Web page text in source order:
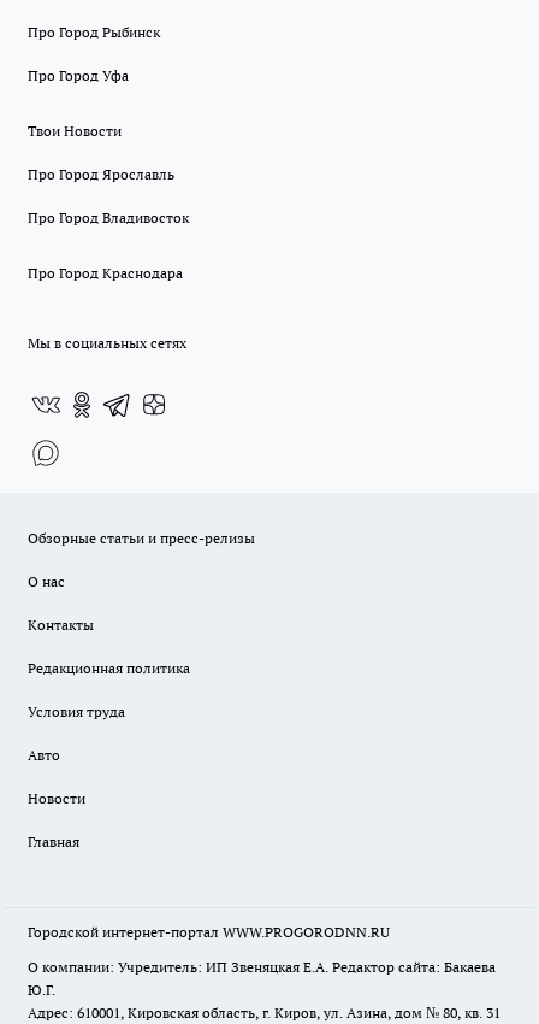
Про Город Рыбинск
Про Город Уфа
Твои Новости
Про Город Ярославль
Про Город Владивосток
Про Город Краснодара
Мы в социальных сетях
Обзорные статьи и пресс-релизы
О нас
Контакты
Редакционная политика
Условия труда
Авто
Новости
Главная
Городской интернет-портал WWW.PROGORODNN.RU
О компании: Учредитель: ИП Звеняцкая Е.А. Редактор сайта: Бакаева
Ю.Г.
Адрес: 610001, Кировская область, г. Киров, ул. Азина, дом № 80, кв. 31